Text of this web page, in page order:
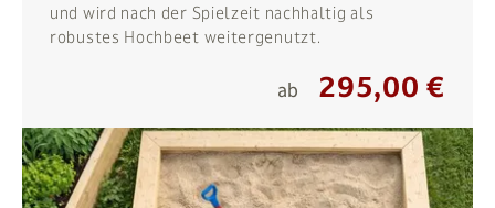
und wird nach der Spielzeit nachhaltig als
robustes Hochbeet weitergenutzt.
ab 295,00 €